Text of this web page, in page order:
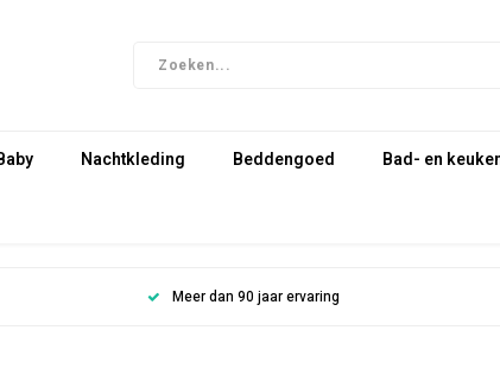
Nachtkleding Beddengoed Bad- en
Meer dan 90 jaar ervaring